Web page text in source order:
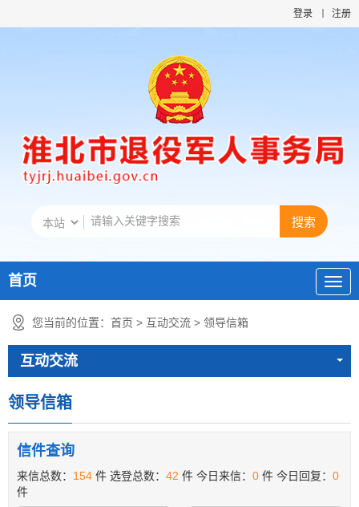
登录 注册
首页
您当前的位置： 首页 > 互动交流 > 领导信箱
互动交流
领导信箱
信件查询
来信总数： 154 件 选登总数： 42 件 今日来信： 0 件 今日回复： 0
件